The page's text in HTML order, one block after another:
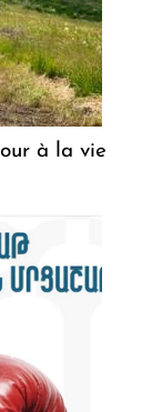
à la vie